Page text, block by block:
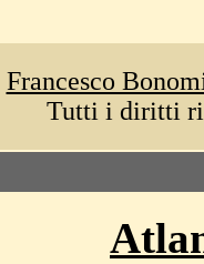
Francesco
Tutti i diritti